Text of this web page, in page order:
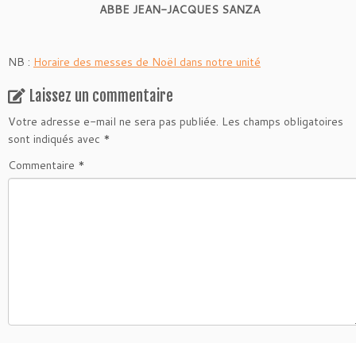
ABBE JEAN-JACQUES SANZA
NB : Horaire des messes de Noël dans notre unité
Laissez un commentaire
Votre adresse e-mail ne sera pas publiée. Les champs obligatoires
sont indiqués avec *
Commentaire *